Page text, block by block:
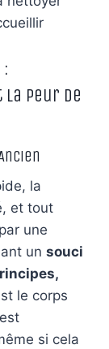
la Peur de
la
et tout
une
un souci
le corps
si cela